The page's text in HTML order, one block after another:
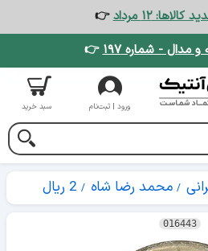
۱۲ مرداد
👉
مدال - شماره ۱۹۷ 👉
ورود | ثبت‌نام سبد خرید
محمد رضا شاه 2 ریال
016443